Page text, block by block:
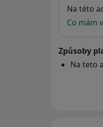
Na této
Co mám
Způsoby
Na teto